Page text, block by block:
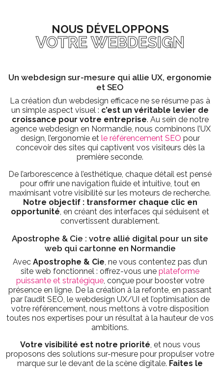
NOUS DÉVELOPPONS
VOTRE WEBDESIGN
Un webdesign sur-mesure qui allie UX, ergonomie
et SEO
La création d’un webdesign efficace ne se résume pas à
un simple aspect visuel : c’est un véritable levier de
croissance pour votre entreprise. Au sein de notre
agence webdesign en Normandie, nous combinons l’UX
design, l’ergonomie et le référencement SEO pour
concevoir des sites qui captivent vos visiteurs dès la
première seconde.
De l’arborescence à l’esthétique, chaque détail est pensé
pour offrir une navigation fluide et intuitive, tout en
maximisant votre visibilité sur les moteurs de recherche.
Notre objectif : transformer chaque clic en
opportunité, en créant des interfaces qui séduisent et
convertissent durablement.
Apostrophe & Cie : votre allié digital pour un site
web qui cartonne en Normandie
Avec Apostrophe & Cie, ne vous contentez pas d’un
site web fonctionnel : offrez-vous une plateforme
puissante et stratégique, conçue pour booster votre
présence en ligne. De la création à la refonte, en passant
par l’audit SEO, le webdesign UX/UI et l’optimisation de
votre référencement, nous mettons à votre disposition
toutes nos expertises pour un résultat à la hauteur de vos
ambitions.
Votre visibilité est notre priorité, et nous vous
proposons des solutions sur-mesure pour propulser votre
marque sur le devant de la scène digitale. Faites le